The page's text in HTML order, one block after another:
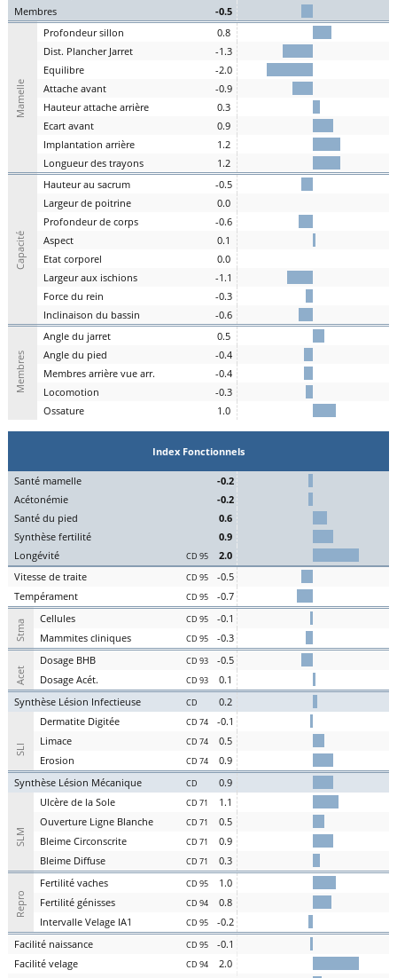
Membres -0.5
Mamelle
Profondeursillon
0.8
Dist. Plancher Jarret
-1.3
Equilibre
-2.0
Attache avant
-0.9
Hauteurattache arrière
0.3
Ecart avant
0.9
Implantation arrière
1.2
Longueur des trayons 1.2
Capacité
Hauteur au sacrum
-0.5
Largeur de poitrine
0.0
Profondeur de corps
-0.6
Aspect
0.1
Etat corporel
0.0
Largeur aux ischions
-1.1
Force du rein
-0.3
Inclinaison du bassin -0.6
Membres
Angle du jarret
0.5
Angle du pied
-0.4
Membres arrière vue arr.
-0.4
Locomotion
-0.3
Ossature 1.0
Index Fonctionnels
Santé mamelle
-0.2
Acétonémie
-0.2
Santé du pied
0.6
Synthèse fertilité
0.9
Longévité CD 95
2.0
Vitesse de traite CD 95
-0.5
Tempérament CD 95 -0.7
Stma Cellules CD 95
-0.1
Mammites cliniques CD 95 -0.3
Acet
Dosage BHB CD 93
-0.5
Dosage Acét. CD 93
0.1
Synthèse Lésion Infectieuse CD 0.2
SLI
Dermatite Digitée CD 74
-0.1
Limace CD 74
0.5
Erosion CD 74
0.9
Synthèse Lésion Mécanique CD 0.9
SLM
Ulcère de la Sole CD 71
1.1
Ouverture Ligne Blanche CD 71
0.5
Bleime Circonscrite CD 71
0.9
Bleime Diffuse CD 71 0.3
Repro
Fertilité vaches CD 95
1.0
Fertilité génisses CD 94
0.8
Intervalle Velage IA1 CD 95
-0.2
Facilité naissance CD 95
-0.1
Facilité velage CD 94
2.0